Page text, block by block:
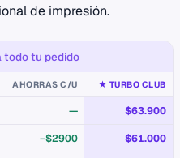
de impresión.
todo tu pedido
AHORRAS C/U ★ TURBO CLUB
—
$63.900
−$2900
$61.000